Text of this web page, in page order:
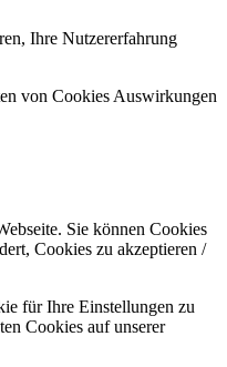
Ihre Nutzererfahrung
von Cookies Auswirkungen
Sie können Cookies
Cookies zu akzeptieren /
für Ihre Einstellungen zu
Cookies auf unserer